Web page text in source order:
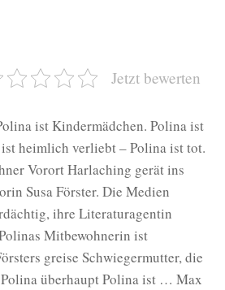
Jetzt bewerten
ist Kindermädchen. Polina ist
heimlich verliebt – Polina ist tot.
Vorort Harlaching gerät ins
Susa Förster. Die Medien
ihre Literaturagentin
Mitbewohnerin ist
greise Schwiegermutter, die
überhaupt Polina ist … Max